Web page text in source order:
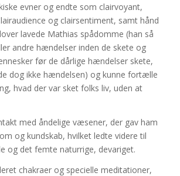
evner og endte som clairvoyant,
og clairsentiment, samt hånd
lavede Mathias spådomme (han så
andre hændelser inden de skete og
før de dårlige hændelser skete,
dog ikke hændelsen) og kunne fortælle
hvad der var sket folks liv, uden at
med åndelige væsener, der gav ham
og kundskab, hvilket ledte videre til
og det femte naturrige, devariget.
chakraer og specielle meditationer,